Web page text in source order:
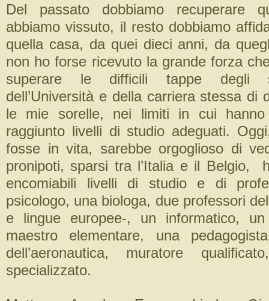
Del passato dobbiamo recuperare
abbiamo vissuto, il resto dobbiamo
quella casa, da quei dieci anni, da
non ho forse ricevuto la grande forza
superare le difficili tappe degli
dell’Università e della carriera stessa di
le mie sorelle, nei limiti in cui hanno
raggiunto livelli di studio adeguati.
fosse in vita, sarebbe orgoglioso di
pronipoti, sparsi tra l’Italia e il Belgio,
encomiabili livelli di studio e di
psicologo, una biologa, due professori
e lingue europee-, un informatico,
maestro elementare, una
dell’aeronautica, muratore
specializzato.